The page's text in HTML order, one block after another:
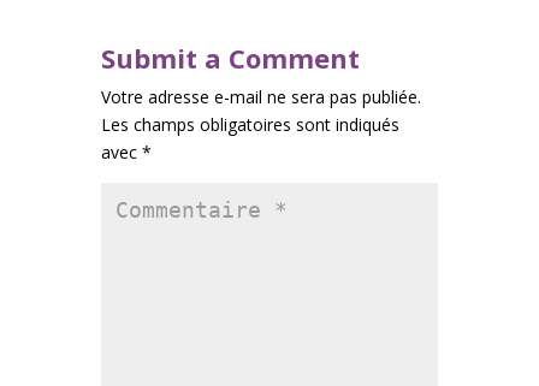
Submit a Comment
Votre adresse e-mail ne sera pas publiée.
Les champs obligatoires sont indiqués
avec *